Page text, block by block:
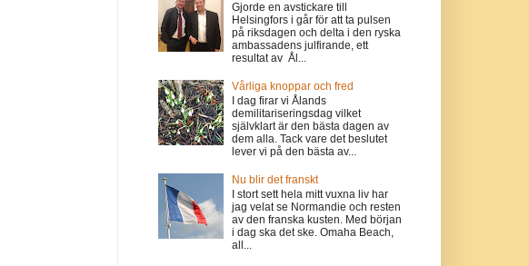
Gjorde en avstickare till
Helsingfors i går för att ta pulsen
på riksdagen och delta i den ryska
ambassadens julfirande, ett
resultat av Ål...
Vårliga knoppar och fred
I dag firar vi Ålands
demilitariseringsdag vilket
självklart är den bästa dagen av
dem alla. Tack vare det beslutet
lever vi på den bästa av...
Nu blir det franskt
I stort sett hela mitt vuxna liv har
jag velat se Normandie och resten
av den franska kusten. Med början
i dag ska det ske. Omaha Beach,
all...